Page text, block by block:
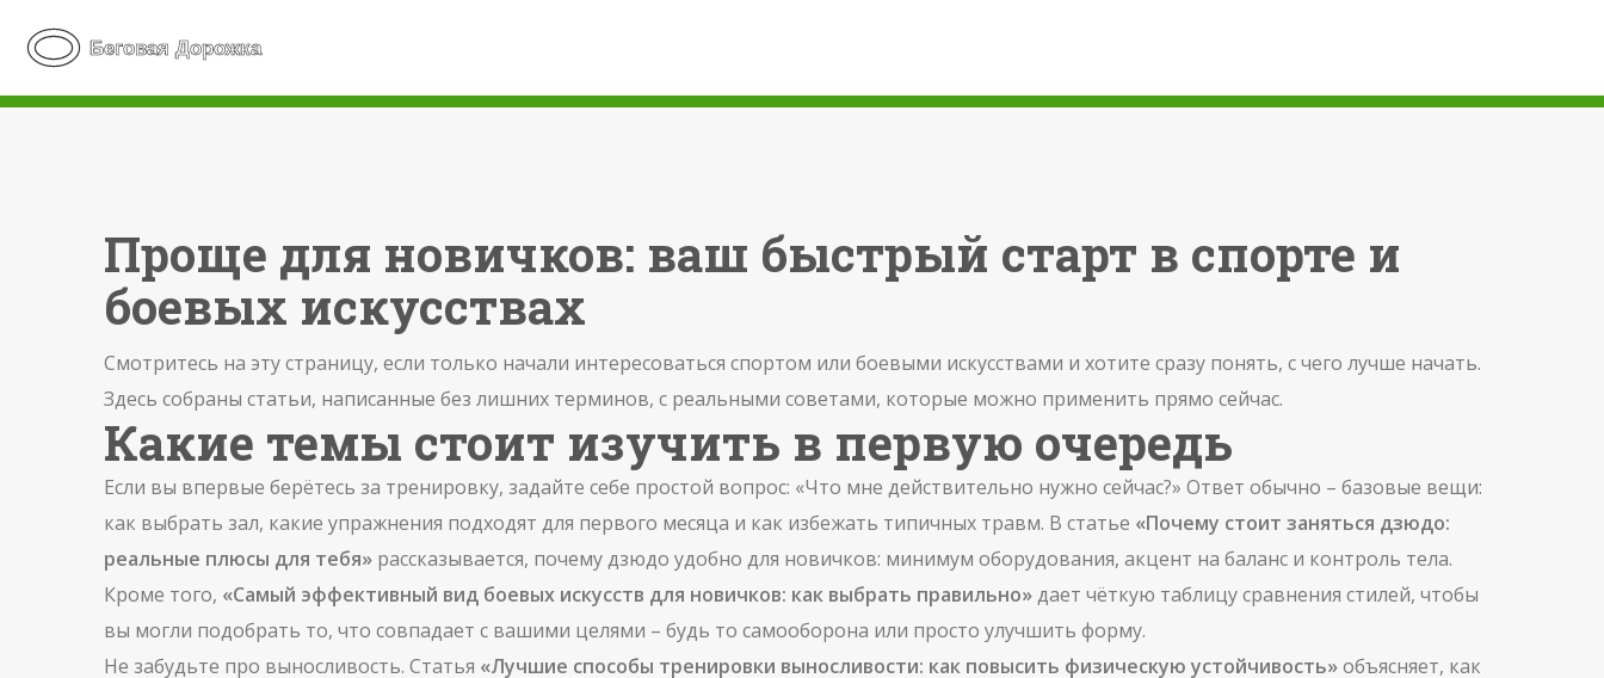
Проще для новичков: ваш быстрый старт в спорте и
боевых искусствах
Смотритесь на эту страницу, если только начали интересоваться спортом или боевыми искусствами и хотите сразу понять, с чего лучше начать.
Здесь собраны статьи, написанные без лишних терминов, с реальными советами, которые можно применить прямо сейчас.
Какие темы стоит изучить в первую очередь
Если вы впервые берётесь за тренировку, задайте себе простой вопрос: «Что мне действительно нужно сейчас?» Ответ обычно – базовые вещи:
как выбрать зал, какие упражнения подходят для первого месяца и как избежать типичных травм. В статье «Почему стоит заняться дзюдо:
реальные плюсы для тебя» рассказывается, почему дзюдо удобно для новичков: минимум оборудования, акцент на баланс и контроль тела.
Кроме того, «Самый эффективный вид боевых искусств для новичков: как выбрать правильно»дает чёткую таблицу сравнения стилей, чтобы
вы могли подобрать то, что совпадает с вашими целями – будь то самооборона или просто улучшить форму.
Не забудьте про выносливость. Статья «Лучшие способы тренировки выносливости: как повысить физическую устойчивость»объясняет, как